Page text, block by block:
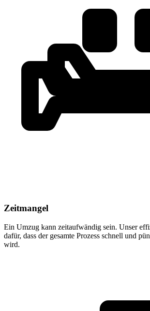
Zeitmangel
Ein Umzug kann zeitaufwändig sein. Unser
dafür, dass der gesamte Prozess schnell und
wird.